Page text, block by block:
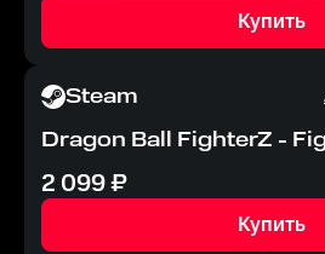
Купить
Steam
Dragon Ball FighterZ -
2 099₽
Купить